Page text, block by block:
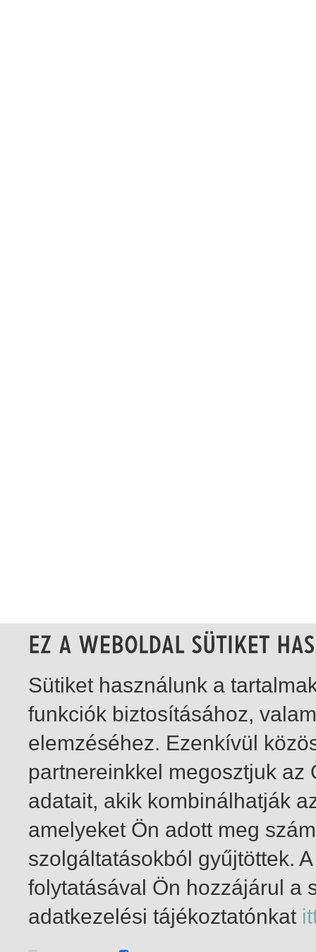
1-10 / total 10 hit
Sütiket használunk a
funkciók biztosításához,
elemzéséhez. Ezenkívül
partnereinkkel megosztjuk
adatait, akik kombinálhatják
amelyeket Ön adott meg
szolgáltatásokból gyűjtöttek.
folytatásával Ön hozzájárul a
adatkezelési tájékoztatónkat